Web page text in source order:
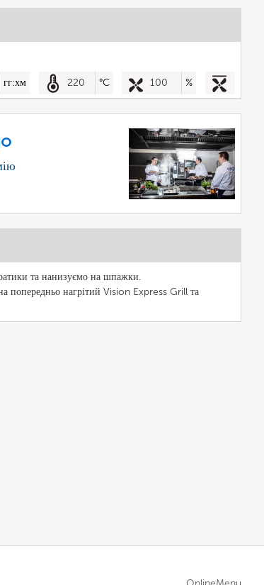
гг:хм 220 °C 100 %
та нанизуємо на шпажки.
попередньо нагрітий Vision Express Grill та